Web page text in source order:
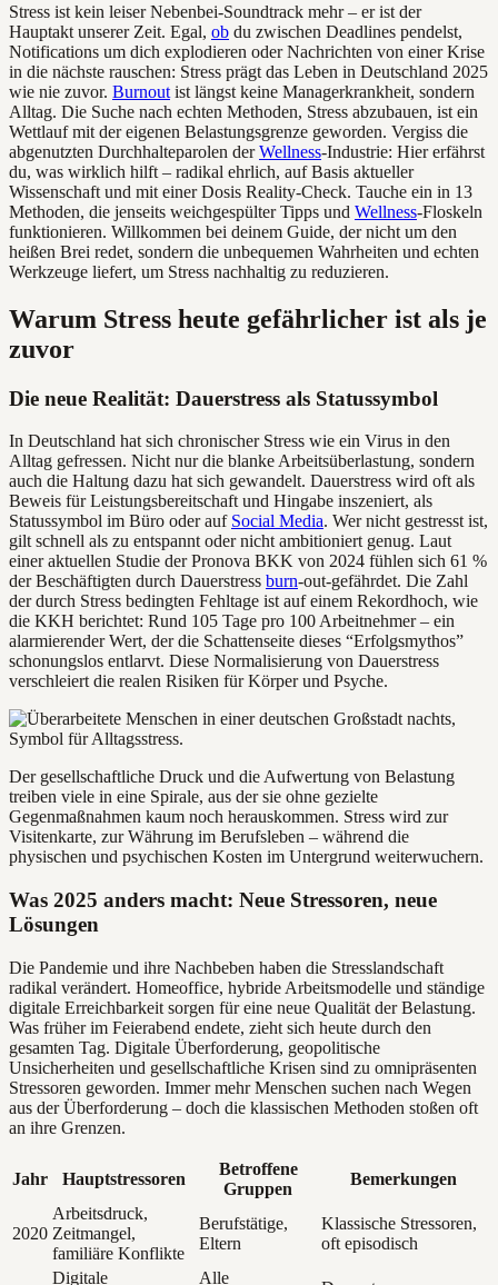
Stress ist kein leiser Nebenbei-Soundtrack mehr – er ist der
Hauptakt unserer Zeit. Egal, ob du zwischen Deadlines pendelst,
Notifications um dich explodieren oder Nachrichten von einer Krise
in die nächste rauschen: Stress prägt das Leben in Deutschland 2025
wie nie zuvor. Burnout ist längst keine Managerkrankheit, sondern
Alltag. Die Suche nach echten Methoden, Stress abzubauen, ist ein
Wettlauf mit der eigenen Belastungsgrenze geworden. Vergiss die
abgenutzten Durchhalteparolen derWellness-Industrie: Hier erfährst
du, was wirklich hilft – radikal ehrlich, auf Basis aktueller
Wissenschaft und mit einer Dosis Reality-Check. Tauche ein in 13
Methoden, die jenseits weichgespülter Tipps und Wellness-Floskeln
funktionieren. Willkommen bei deinem Guide, der nicht um den
heißen Brei redet, sondern die unbequemen Wahrheiten und echten
Werkzeuge liefert, um Stress nachhaltig zu reduzieren.
Warum Stress heute gefährlicher ist als je
zuvor
Die neue Realität: Dauerstress als Statussymbol
In Deutschland hat sich chronischer Stress wie ein Virus in den
Alltag gefressen. Nicht nur die blanke Arbeitsüberlastung, sondern
auch die Haltung dazu hat sich gewandelt. Dauerstress wird oft als
Beweis für Leistungsbereitschaft und Hingabe inszeniert, als
Statussymbol im Büro oder auf Social Media. Wer nicht gestresst ist,
gilt schnell als zu entspannt oder nicht ambitioniert genug. Laut
einer aktuellen Studie der Pronova BKK von 2024 fühlen sich 61 %
der Beschäftigten durch Dauerstress burn-out-gefährdet. Die Zahl
der durch Stress bedingten Fehltage ist auf einem Rekordhoch, wie
die KKH berichtet: Rund 105 Tage pro 100 Arbeitnehmer – ein
alarmierender Wert, der die Schattenseite dieses “Erfolgsmythos”
schonungslos entlarvt. Diese Normalisierung von Dauerstress
verschleiert die realen Risiken für Körper und Psyche.
Der gesellschaftliche Druck und die Aufwertung von Belastung
treiben viele in eine Spirale, aus der sie ohne gezielte
Gegenmaßnahmen kaum noch herauskommen. Stress wird zur
Visitenkarte, zur Währung im Berufsleben – während die
physischen und psychischen Kosten im Untergrund weiterwuchern.
Was 2025 anders macht: Neue Stressoren, neue
Lösungen
Die Pandemie und ihre Nachbeben haben die Stresslandschaft
radikal verändert. Homeoffice, hybride Arbeitsmodelle und ständige
digitale Erreichbarkeit sorgen für eine neue Qualität der Belastung.
Was früher im Feierabend endete, zieht sich heute durch den
gesamten Tag. Digitale Überforderung, geopolitische
Unsicherheiten und gesellschaftliche Krisen sind zu omnipräsenten
Stressoren geworden. Immer mehr Menschen suchen nach Wegen
aus der Überforderung – doch die klassischen Methoden stoßen oft
an ihre Grenzen.
Jahr Hauptstressoren
Betroffene
Gruppen
Bemerkungen
2020
Arbeitsdruck,
Zeitmangel,
familiäre Konflikte
Berufstätige,
Eltern
Klassische Stressoren,
oft episodisch
Digitale
Alle